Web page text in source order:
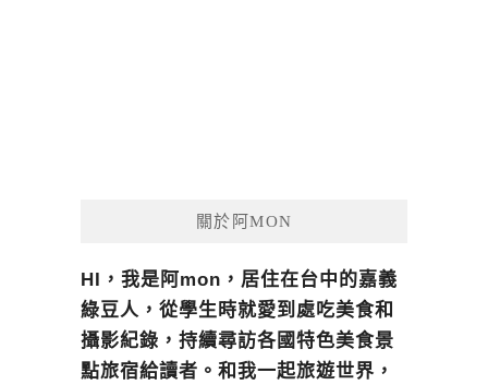
關於阿MON
HI，我是阿mon，居住在台中的嘉義
綠豆人，從學生時就愛到處吃美食和
攝影紀錄，持續尋訪各國特色美食景
點旅宿給讀者。和我一起旅遊世界，